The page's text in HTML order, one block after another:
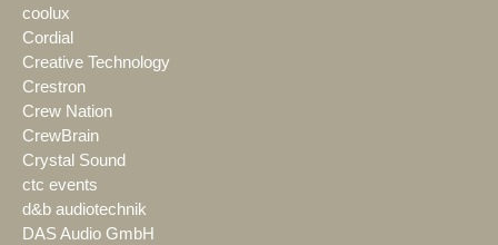
coolux
Cordial
Creative Technology
Crestron
Crew Nation
CrewBrain
Crystal Sound
ctc events
d&b audiotechnik
DAS Audio GmbH